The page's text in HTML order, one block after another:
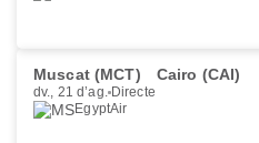
Muscat (MCT) Cairo (CAI)
dv., 21 d’ag. Directe
EgyptAir